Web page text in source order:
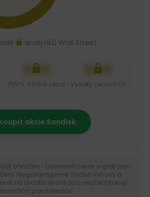
analytiků Wall Street.
XXX
Prům. cílová cena
XXX
Vysoký cenový cíl
akcie Sandisk
ohrožen • Uvedená cena a graf jsou
Negarantujeme žádné výnosy a
na těchto stránkách nepředstavují
investiční poradenství.